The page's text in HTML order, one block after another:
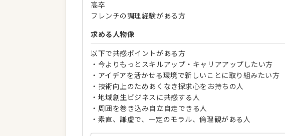
高卒
フレンチの調理経験がある方
求める人物像
以下で共感ポイントがある方
・今よりもっとスキルアップ・キャリアアップしたい方
・アイデアを活かせる環境で新しいことに取り組みたい方
・技術向上のためあくなき探求心をお持ちの人
・地域創生ビジネスに共感する人
・周囲を巻き込み自立自走できる人
・素直、謙虚で、一定のモラル、倫理観がある人